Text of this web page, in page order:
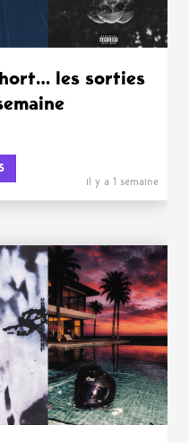
les sorties
il y a 1 semaine